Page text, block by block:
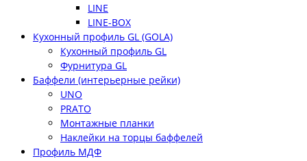
LINE
LINE-BOX
Кухонный профиль GL (GOLA)
Кухонный профиль GL
Фурнитура GL
Баффели (интерьерные рейки)
UNO
PRATO
Монтажные планки
Наклейки на торцы баффелей
Профиль МДФ